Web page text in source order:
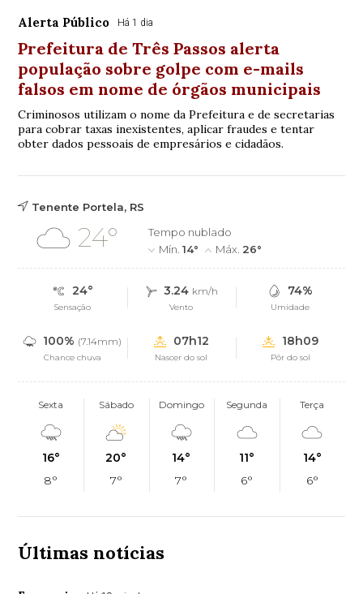
Alerta Público Há 1 dia
Prefeitura de Três Passos alerta
população sobre golpe com e-mails
falsos em nome de órgãos municipais
Criminosos utilizam o nome da Prefeitura e de secretarias
para cobrar taxas inexistentes, aplicar fraudes e tentar
obter dados pessoais de empresários e cidadãos.
Tenente Portela, RS
24°
Tempo nublado
Mín.14° Máx. 26°
24°
Sensação
3.24 km/h
Vento
74%
Umidade
100% (7.14mm)
Chance chuva
07h12
Nascer do sol
18h09
Pôr do sol
Sexta
16°
8°
Sábado
20°
7°
Domingo
14°
7°
Segunda
11°
6°
Terça
14°
6°
Últimas notícias